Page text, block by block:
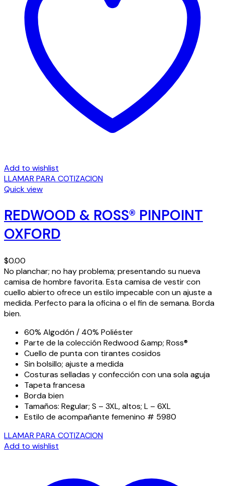
Add to wishlist
LLAMAR PARA COTIZACION
Quick view
REDWOOD & ROSS® PINPOINT
OXFORD
$0.00
No planchar; no hay problema; presentando su nueva
camisa de hombre favorita. Esta camisa de vestir con
cuello abierto ofrece un estilo impecable con un ajuste a
medida. Perfecto para la oficina o el fin de semana. Borda
bien.
60% Algodón / 40% Poliéster
Parte de la colección Redwood &amp; Ross®
Cuello de punta con tirantes cosidos
Sin bolsillo; ajuste a medida
Costuras selladas y confección con una sola aguja
Tapeta francesa
Borda bien
Tamaños: Regular; S – 3XL, altos; L – 6XL
Estilo de acompañante femenino # 5980
LLAMAR PARA COTIZACION
Add to wishlist